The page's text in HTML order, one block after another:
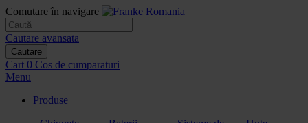
Comutare în navigare
Cautare avansata
Cautare
Cart 0 Cos de cumparaturi
Menu
Produse